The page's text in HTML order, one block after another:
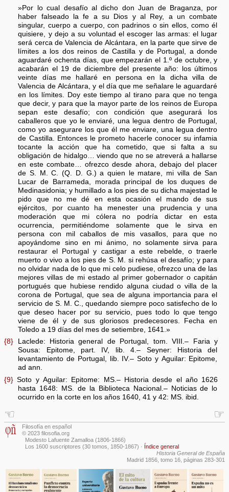
»Por lo cual desafío al dicho don Juan de Braganza, por
haber falseado la fe a su Dios y al Rey, a un combate
singular, cuerpo a cuerpo, con padrinos o sin ellos, como él
quisiere, y dejo a su voluntad el escoger las armas: el lugar
será cerca de Valencia de Alcántara, en la parte que sirve de
límites a los dos reinos de Castilla y de Portugal, a donde
aguardaré ochenta días, que empezarán el 1.º de octubre, y
acabarán el 19 de diciembre del presente año: los últimos
veinte días me hallaré en persona en la dicha villa de
Valencia de Alcántara, y el día que me señalare le aguardaré
en los límites. Doy este tiempo al tirano para que no tenga
que decir, y para que la mayor parte de los reinos de Europa
sepan este desafío; con condición que asegurará los
caballeros que yo le enviaré, una legua dentro de Portugal,
como yo asegurare los que él me enviare, una legua dentro
de Castilla. Entonces le prometo hacerle conocer su infamia
tocante la acción que ha cometido, que si falta a su
obligación de hidalgo… viendo que no se atreverá a hallarse
en este combate… ofrezco desde ahora, debajo del placer
de S. M. C. (Q. D. G.) a quien le matare, mi villa de San
Lucar de Barrameda, morada principal de los duques de
Medinasidonia; y humillado a los pies de su dicha majestad le
pido que no me dé en esta ocasión el mando de sus
ejércitos, por cuanto ha menester una prudencia y una
moderación que mi cólera no podría dictar en esta
ocurrencia, permitiéndome solamente que le sirva en
persona con mil caballos de mis vasallos, para que no
apoyándome sino en mi ánimo, no solamente sirva para
restaurar el Portugal y castigar a este rebelde, o traerle
muerto o vivo a los pies de S. M. si rehúsa el desafío; y para
no olvidar nada de lo que mi celo pudiese, ofrezco una de las
mejores villas de mi estado al primer gobernador o capitán
portugués que hubiese rendido alguna ciudad o villa de la
corona de Portugal, que sea de alguna importancia para el
servicio de S. M. C., quedando siempre poco satisfecho de lo
que deseo hacer por su servicio, pues todo lo que tengo
viene de él y de sus gloriosos predecesores. Fecha en
Toledo a 19 días del mes de setiembre, 1641.»
{8} Laclede: Historia general de Portugal, tom. VIII.– Faria y
Sousa: Epitome, part. IV, lib. 4.– Seyner: Historia del
levantamiento de Portugal, lib. IV.– Soto y Aguilar: Epitome,
ad ann.
{9} Soto y Aguilar: Epitome: MS.– Historia desde el año 1626
hasta 1648: MS. de la Biblioteca Nacional.– Noticias de lo
ocurrido en la corte en los años 1640, 41 y 42: MS. ibid.
☜ ☞
Filosofía en español
© 2023 filosofia.org
Modesto Lafuente Zamalloa (1806-1866)
Los 1600 suscriptores (30 tomos, 1850-1867) · Índice general
Historia General de España
Madrid 1856, tomo 16, páginas 283-301